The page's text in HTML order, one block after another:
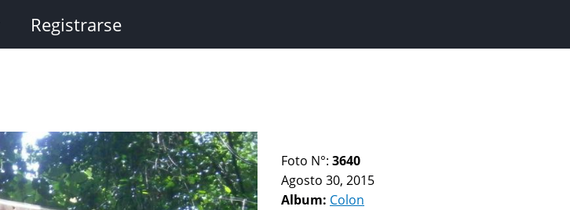
Registrarse
Foto N°: 3640
Agosto 30, 2015
Album: Colon